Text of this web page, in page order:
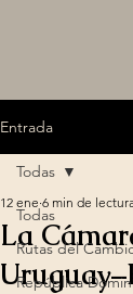
Entrada
Todas
Rutas del
República
Todas
La
12 ene 6 min de